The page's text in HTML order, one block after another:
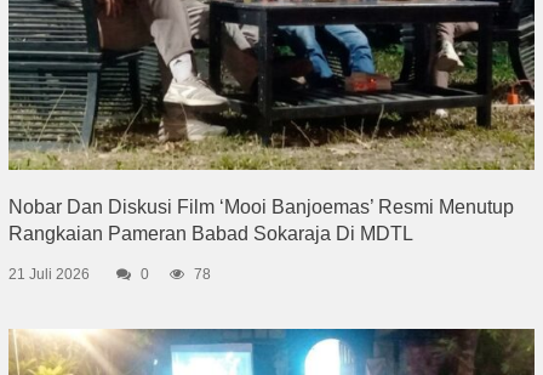
Nobar Dan Diskusi Film ‘Mooi Banjoemas’ Resmi Menutup
Rangkaian Pameran Babad Sokaraja Di MDTL
21 Juli 2026 0 78